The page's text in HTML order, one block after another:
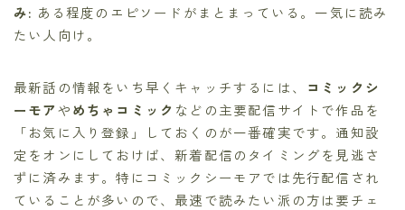
み: ある程度のエピソードがまとまっている。一気に読み
たい人向け。
最新話の情報をいち早くキャッチするには、 コミックシ
ーモアやめちゃコミック などの主要配信サイトで作品を
「お気に入り登録」しておくのが一番確実です。通知設
定をオンにしておけば、新着配信のタイミングを見逃さ
ずに済みます。特にコミックシーモアでは先行配信され
ていることが多いので、最速で読みたい派の方は要チェ